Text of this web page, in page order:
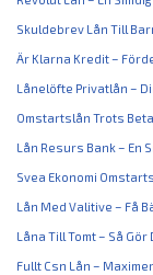
Skuldebrev Lån Till
Är Klarna Kredit –
Lånelöfte Privatlån –
Omstartslån Trots
Lån Resurs Bank – En
Svea Ekonomi
Lån Med Valitive – Få
Låna Till Tomt – Så Gör
Fullt Csn Lån –